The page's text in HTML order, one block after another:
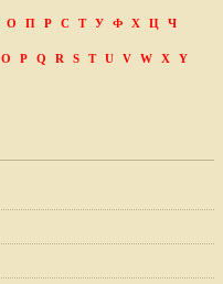
О П Р С Т У Ф Х Ц
Ч
O P Q R S T U V W X
Y